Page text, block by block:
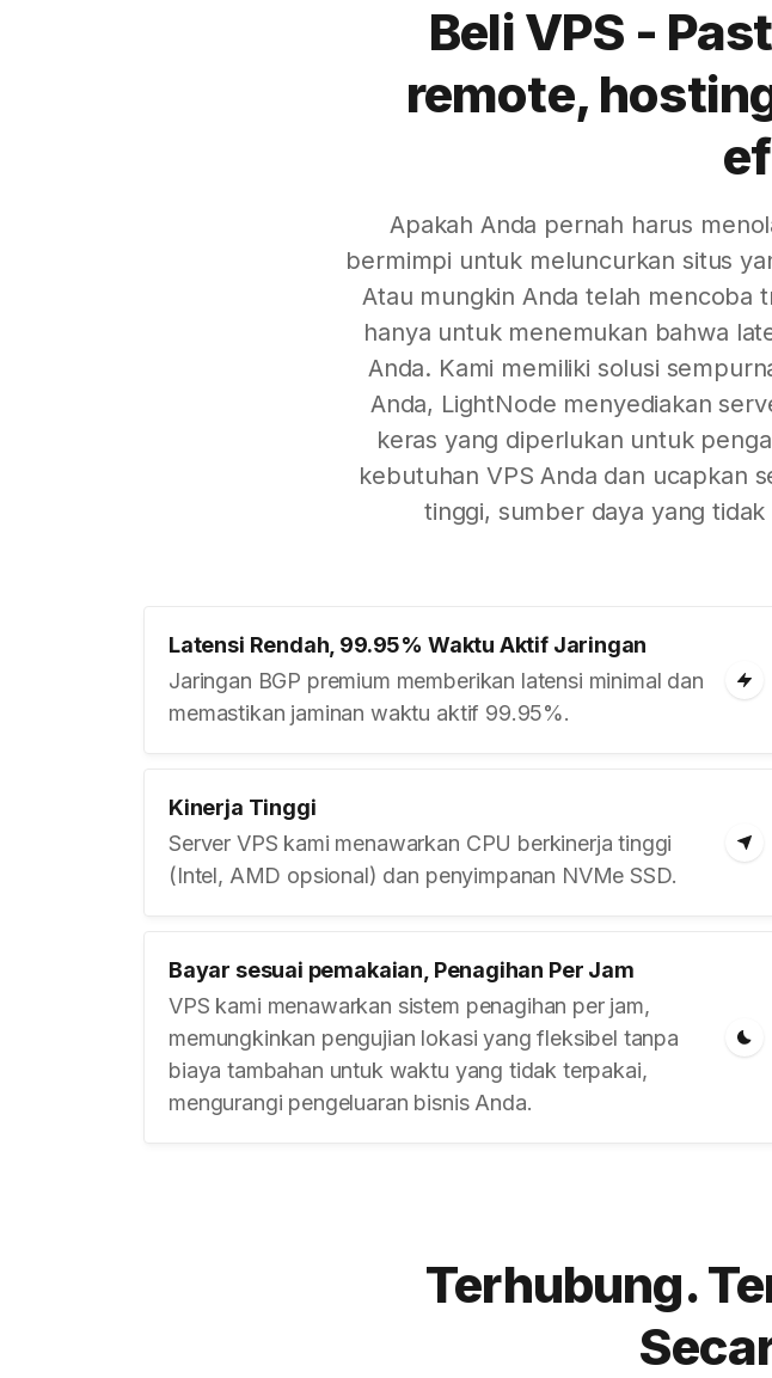
Beli VPS -
remote,
Apakah Anda pernah harus
bermimpi untuk meluncurkan situs
Atau mungkin Anda telah mencoba
hanya untuk menemukan bahwa
Anda. Kami memiliki solusi
Anda, LightNode menyediakan
keras yang diperlukan untuk
kebutuhan VPS Anda dan ucapkan
tinggi, sumber daya yang
Latensi Rendah, 99.95% Waktu Aktif Jaringan
Jaringan BGP premium memberikan latensi minimal dan
memastikan jaminan waktu aktif 99.95%.
Kinerja Tinggi
Server VPS kami menawarkan CPU berkinerja tinggi
(Intel, AMD opsional) dan penyimpanan NVMe SSD.
Bayar sesuai pemakaian, Penagihan Per Jam
VPS kami menawarkan sistem penagihan per jam,
memungkinkan pengujian lokasi yang fleksibel tanpa
biaya tambahan untuk waktu yang tidak terpakai,
mengurangi pengeluaran bisnis Anda.
Terhubung.